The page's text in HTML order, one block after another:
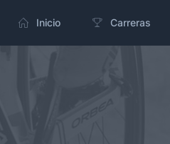
Inicio Carreras